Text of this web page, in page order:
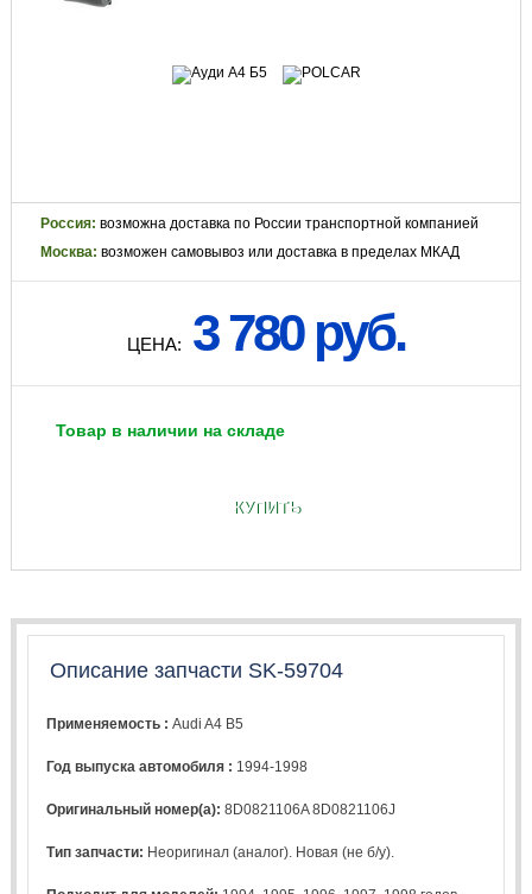
Россия: возможна доставка по России транспортной компанией
Москва: возможен самовывоз или доставка в пределах МКАД
ЦЕНА: 3 780 руб.
Товар в наличии на складе
КУПИТЬ
Описание запчасти SK-59704
Применяемость :Audi A4 B5
Год выпуска автомобиля : 1994-1998
Оригинальный номер(а):8D0821106A 8D0821106J
Тип запчасти: Неоригинал (аналог). Новая (не б/у).